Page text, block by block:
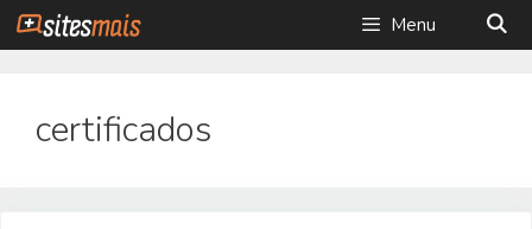
Saltar
para
Menu
certificados